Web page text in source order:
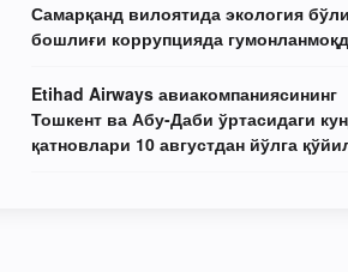
Самарқанд вилоятида экология
бошлиғи коррупцияда
Etihad Airways авиакомпаниясининг
Тошкент ва Абу-Даби ўртасидаги
қатновлари 10 августдан йўлга